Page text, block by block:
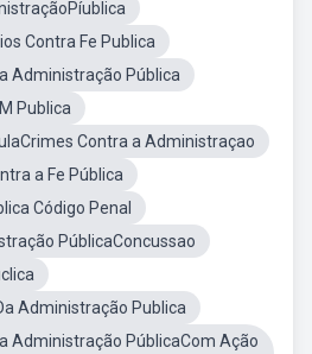
Contra Fe Publica
Administração Pública
Publica
Contra a Administraçao
a Fe Pública
Código Penal
PúblicaConcussao
Administração Publica
Administração PúblicaCom Ação